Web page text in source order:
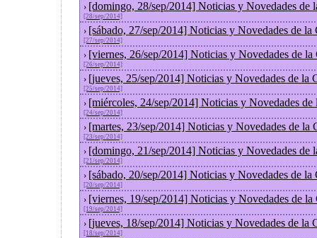
› [domingo, 28/sep/2014] Noticias y Novedades de
[28/sep/2014]
› [sábado, 27/sep/2014] Noticias y Novedades de la
[27/sep/2014]
› [viernes, 26/sep/2014] Noticias y Novedades de la
[26/sep/2014]
› [jueves, 25/sep/2014] Noticias y Novedades de la
[25/sep/2014]
› [miércoles, 24/sep/2014] Noticias y Novedades de
[24/sep/2014]
› [martes, 23/sep/2014] Noticias y Novedades de la
[23/sep/2014]
› [domingo, 21/sep/2014] Noticias y Novedades de
[21/sep/2014]
› [sábado, 20/sep/2014] Noticias y Novedades de la
[20/sep/2014]
› [viernes, 19/sep/2014] Noticias y Novedades de la
[19/sep/2014]
› [jueves, 18/sep/2014] Noticias y Novedades de la
[18/sep/2014]